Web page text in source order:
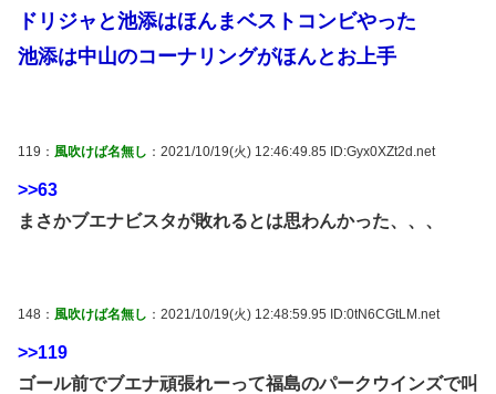
ドリジャと池添はほんまベストコンビやった
池添は中山のコーナリングがほんとお上手
119： 風吹けば名無し ：2021/10/19(火) 12:46:49.85 ID:Gyx0XZt2d.net
>>63
まさかブエナビスタが敗れるとは思わんかった、、、
148： 風吹けば名無し ：2021/10/19(火) 12:48:59.95 ID:0tN6CGtLM.net
>>119
ゴール前でブエナ頑張れーって福島のパークウインズで叫